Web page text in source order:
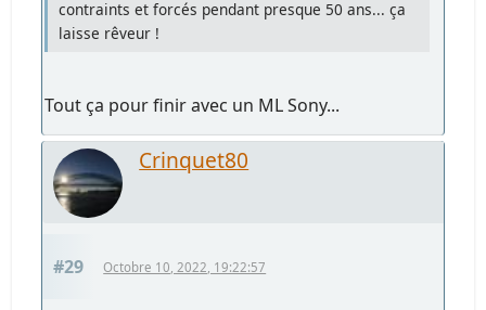
contraints et forcés pendant presque 50 ans... ça
laisse rêveur !
Tout ça pour finir avec un ML Sony...
Crinquet80
#29 Octobre 10, 2022, 19:22:57